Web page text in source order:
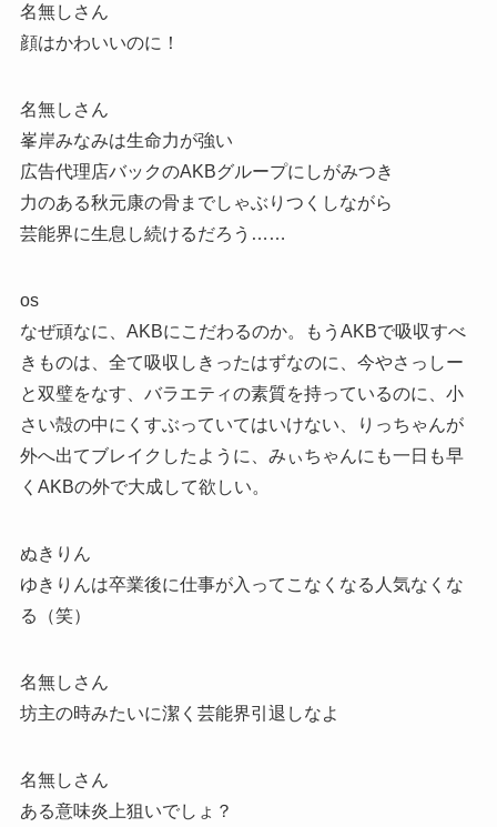
名無しさん
顔はかわいいのに！
名無しさん
峯岸みなみは生命力が強い
広告代理店バックのAKBグループにしがみつき
力のある秋元康の骨までしゃぶりつくしながら
芸能界に生息し続けるだろう……
os
なぜ頑なに、AKBにこだわるのか。もうAKBで吸収すべ
きものは、全て吸収しきったはずなのに、今やさっしー
と双璧をなす、バラエティの素質を持っているのに、小
さい殻の中にくすぶっていてはいけない、りっちゃんが
外へ出てブレイクしたように、みぃちゃんにも一日も早
くAKBの外で大成して欲しい。
ぬきりん
ゆきりんは卒業後に仕事が入ってこなくなる人気なくな
る（笑）
名無しさん
坊主の時みたいに潔く芸能界引退しなよ
名無しさん
ある意味炎上狙いでしょ？